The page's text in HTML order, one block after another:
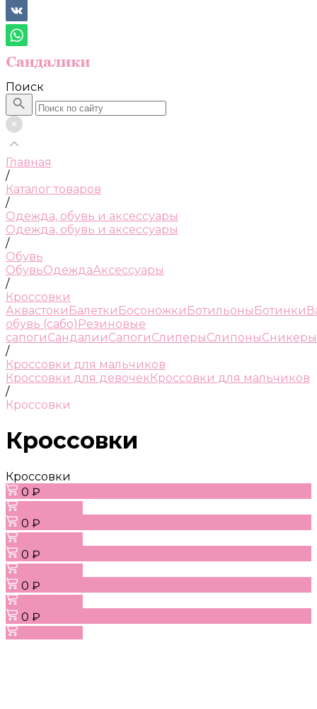
Поиск
Главная
/
Каталог товаров
/
Одежда, обувь и аксессуары
Одежда, обувь и аксессуары
/
Обувь
ОбувьОдеждаАксессуары
/
Кроссовки
Аквастоки Балетки Босоножки Ботильоны Ботинки
обувь (сабо) Резиновые
сапогиСандалииСапогиСлиперыСлипоныСникеры
/
Кроссовки для мальчиков
Кроссовки для девочекКроссовки для мальчиков
/
Кроссовки
Кроссовки
Кроссовки
0 ₽
0 ₽
0 ₽
0 ₽
0 ₽